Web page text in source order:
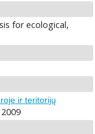
for ecological,
ir teritorijų